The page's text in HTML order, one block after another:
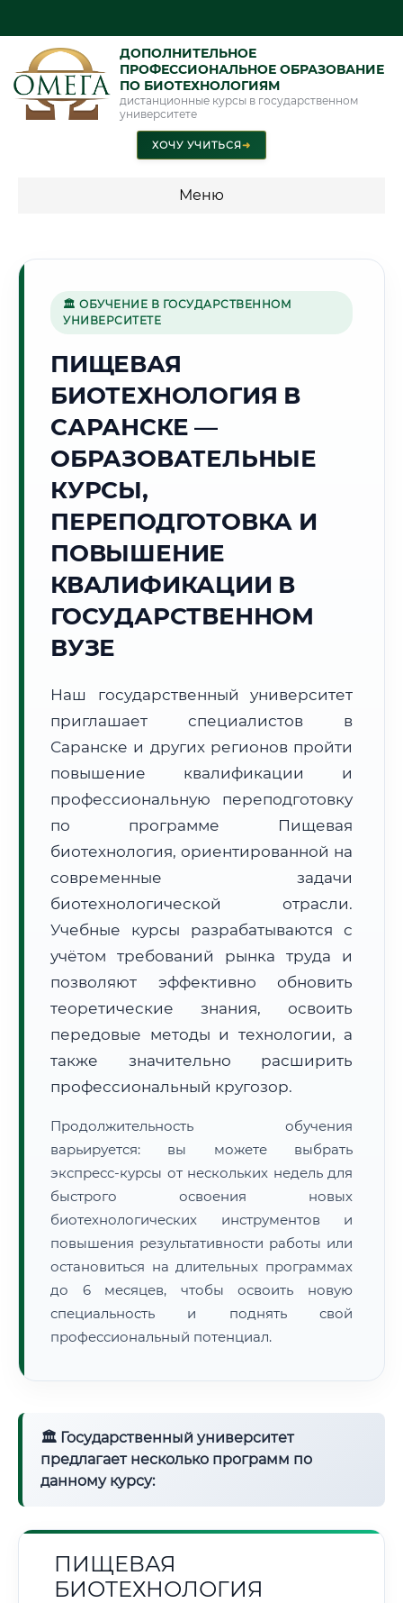
ДОПОЛНИТЕЛЬНОЕ
ПРОФЕССИОНАЛЬНОЕ ОБРАЗОВАНИЕ
ПО БИОТЕХНОЛОГИЯМ
дистанционные курсы в государственном
университете
ХОЧУ УЧИТЬСЯ➜
Меню
Г. САРАНСК
20:10:20
Погода в г. Саранск: ☀️ +22°C ,Ясно
🌅 Восход:
📍 Региональная справка
Субъект:
Почтовые индексы:
430000–430999
Часовой пояс:
МСК (UTC+3)
Формат учебы:
Дистанционно
🗺️ Зона обслуживания: г. Саранск
Расчет логистики оригиналов:
~2 404 км
• Экспресс-доставка СДЭК / Почтой:3–5 рабочих дней
📜 Документы и аккредитация ФИС ФРДО
🔍Нажмите на документ для увеличения и просмотра
🏛 ОБУЧЕНИЕ В ГОСУДАРСТВЕННОМ
УНИВЕРСИТЕТЕ
ПИЩЕВАЯ
БИОТЕХНОЛОГИЯ В
САРАНСКЕ —
ОБРАЗОВАТЕЛЬНЫЕ
КУРСЫ,
ПЕРЕПОДГОТОВКА И
ПОВЫШЕНИЕ
КВАЛИФИКАЦИИ В
ГОСУДАРСТВЕННОМ
ВУЗЕ
Наш государственный университет
приглашает специалистов в
Саранске и других регионов пройти
повышение квалификации и
профессиональную переподготовку
по программе Пищевая
биотехнология, ориентированной на
современные задачи
биотехнологической отрасли.
Учебные курсы разрабатываются с
учётом требований рынка труда и
позволяют эффективно обновить
теоретические знания, освоить
передовые методы и технологии, а
также значительно расширить
профессиональный кругозор.
Продолжительность обучения
варьируется: вы можете выбрать
экспресс-курсы от нескольких недель для
быстрого освоения новых
биотехнологических инструментов и
повышения результативности работы или
остановиться на длительных программах
до 6 месяцев, чтобы освоить новую
специальность и поднять свой
профессиональный потенциал.
🏛 Государственный университет
предлагает несколько программ по
данному курсу:
ПИЩЕВАЯ
БИОТЕХНОЛОГИЯ